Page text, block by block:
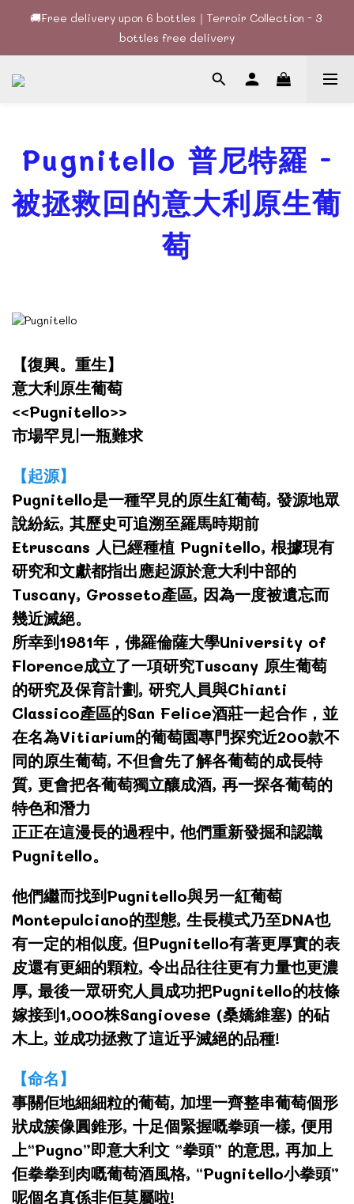
🚚Free delivery upon 6 bottles｜Terroir Collection - 3
bottles free delivery
🚚Free delivery upon 6 bottles｜Terroir Collection - 3
bottles free delivery
你的最佳婚宴酒酒商
bottles free delivery
Pugnitello 普尼特羅 -
被拯救回的意大利原生葡
萄
【復興。重生】
意大利原生葡萄
<<Pugnitello>>
市場罕見|一瓶難求
【起源】
Pugnitello是一種罕見的原生紅葡萄, 發源地眾
說紛紜, 其歷史可追溯至羅馬時期前
Etruscans 人已經種植 Pugnitello, 根據現有
研究和文獻都指出應起源於意大利中部的
Tuscany, Grosseto產區, 因為一度被遺忘而
幾近滅絕。
所幸到1981年，佛羅倫薩大學University of
Florence成立了一項研究Tuscany 原生葡萄
的研究及保育計劃, 研究人員與Chianti
Classico產區的San Felice酒莊一起合作，並
在名為Vitiarium的葡萄園專門探究近200款不
同的原生葡萄, 不但會先了解各葡萄的成長特
質, 更會把各葡萄獨立釀成酒, 再一探各葡萄的
特色和潛力
正正在這漫長的過程中, 他們重新發掘和認識
Pugnitello。
他們繼而找到Pugnitello與另一紅葡萄
Montepulciano的型態, 生長模式乃至DNA也
有一定的相似度, 但Pugnitello有著更厚實的表
皮還有更細的顆粒, 令出品往往更有力量也更濃
厚, 最後一眾研究人員成功把Pugnitello的枝條
嫁接到1,000株Sangiovese (桑嬌維塞) 的砧
木上, 並成功拯救了這近乎滅絕的品種!
【命名】
事關佢地細細粒的葡萄, 加埋一齊整串葡萄個形
狀成簇像圓錐形, 十足個緊握嘅拳頭一樣, 便用
上“Pugno”即意大利文 “拳頭” 的意思, 再加上
佢拳拳到肉嘅葡萄酒風格, “Pugnitello小拳頭”
呢個名真係非佢莫屬啦!